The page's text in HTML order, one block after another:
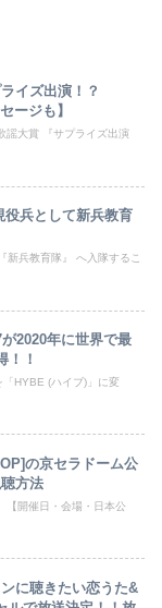
イズ出演！？
ージも】
謡大賞 『サプライズ出演
役兵として新兵教育
新兵教育隊』 へ入隊するこ
2020年に世界で最
！！
HYBE (ハイブ)」に変
の京セラドーム公
方法
【開催日・会場・日本公
に聴きたい恋うた&